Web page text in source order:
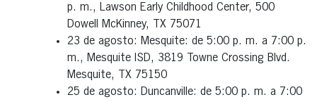
p. m., Lawson Early Childhood Center, 500
Dowell McKinney, TX 75071
23 de agosto: Mesquite: de 5:00 p. m. a 7:00 p.
m., Mesquite ISD, 3819 Towne Crossing Blvd.
Mesquite, TX 75150
25 de agosto: Duncanville: de 5:00 p. m. a 7:00